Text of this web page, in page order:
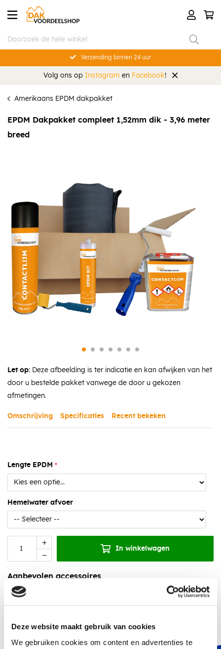
Deze website maakt gebruik van cookies
We gebruiken cookies om content en advertenties te
Verzending binnen 24 uur
Volg ons op Instagram en Facebook!
Amerikaans EPDM dakpakket
EPDM Dakpakket compleet 1,52mm dik - 3,96 meter
breed
Let op: Deze afbeelding is ter indicatie en kan afwijken van het
door u bestelde pakket vanwege de door u gekozen
afmetingen.
Omschrijving Specificaties Recent bekeken
Lengte EPDM
Hemelwater afvoer
In winkelwagen
Aanbevolen accessoires